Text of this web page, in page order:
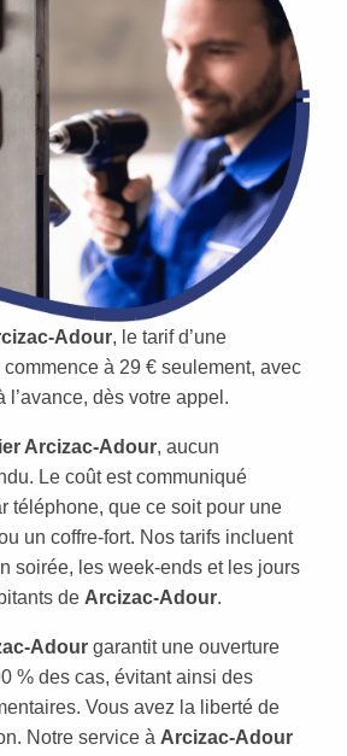
Adour, le tarif d’une
à 29 € seulement, avec
l’avance, dès votre appel.
Arcizac-Adour, aucun
Le coût est communiqué
téléphone, que ce soit pour une
un coffre-fort. Nos tarifs incluent
soirée, les week-ends et les jours
de Arcizac-Adour.
Adour garantit une ouverture
% des cas, évitant ainsi des
Vous avez la liberté de
Notre service à Arcizac-Adour